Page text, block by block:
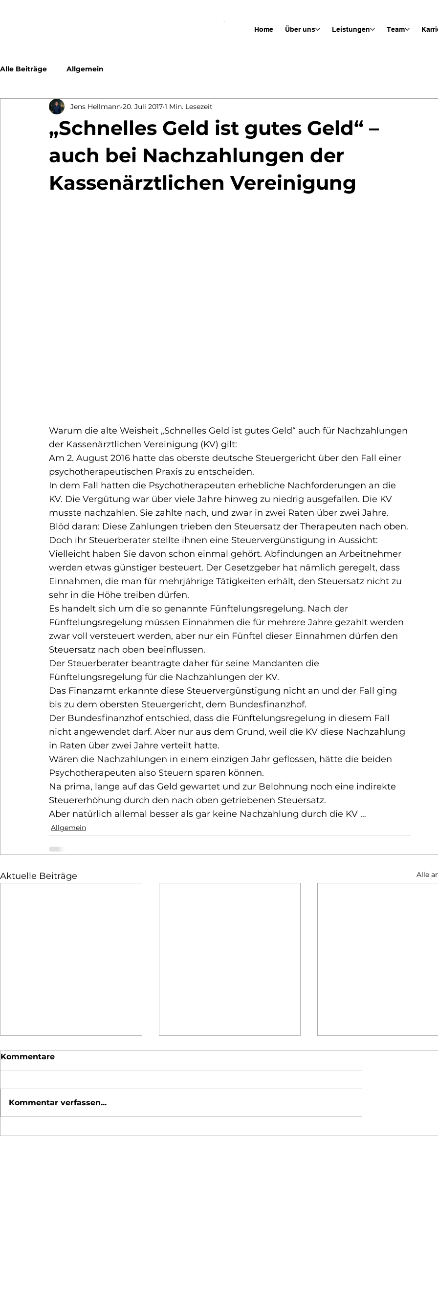
Home Über uns Leistungen Team
Alle Beiträge Allgemein
„Schnelles Geld ist gutes Geld“ –
auch bei Nachzahlungen der
Kassenärztlichen Vereinigung
Jens Hellmann 20. Juli 2017 1 Min. Lesezeit
Warum die alte Weisheit „Schnelles Geld ist gutes Geld“ auch für Nachzahlungen
der Kassenärztlichen Vereinigung (KV) gilt:
Am 2. August 2016 hatte das oberste deutsche Steuergericht über den Fall einer
psychotherapeutischen Praxis zu entscheiden.
In dem Fall hatten die Psychotherapeuten erhebliche Nachforderungen an die
KV. Die Vergütung war über viele Jahre hinweg zu niedrig ausgefallen. Die KV
musste nachzahlen. Sie zahlte nach, und zwar in zwei Raten über zwei Jahre.
Blöd daran: Diese Zahlungen trieben den Steuersatz der Therapeuten nach oben.
Doch ihr Steuerberater stellte ihnen eine Steuervergünstigung in Aussicht:
Vielleicht haben Sie davon schon einmal gehört. Abfindungen an Arbeitnehmer
werden etwas günstiger besteuert. Der Gesetzgeber hat nämlich geregelt, dass
Einnahmen, die man für mehrjährige Tätigkeiten erhält, den Steuersatz nicht zu
sehr in die Höhe treiben dürfen.
Es handelt sich um die so genannte Fünftelungsregelung. Nach der
Fünftelungsregelung müssen Einnahmen die für mehrere Jahre gezahlt werden
zwar voll versteuert werden, aber nur ein Fünftel dieser Einnahmen dürfen den
Steuersatz nach oben beeinflussen.
Der Steuerberater beantragte daher für seine Mandanten die
Fünftelungsregelung für die Nachzahlungen der KV.
Das Finanzamt erkannte diese Steuervergünstigung nicht an und der Fall ging
bis zu dem obersten Steuergericht, dem Bundesfinanzhof.
Der Bundesfinanzhof entschied, dass die Fünftelungsregelung in diesem Fall
nicht angewendet darf. Aber nur aus dem Grund, weil die KV diese Nachzahlung
in Raten über zwei Jahre verteilt hatte.
Wären die Nachzahlungen in einem einzigen Jahr geflossen, hätte die beiden
Psychotherapeuten also Steuern sparen können.
Na prima, lange auf das Geld gewartet und zur Belohnung noch eine indirekte
Steuererhöhung durch den nach oben getriebenen Steuersatz.
Aber natürlich allemal besser als gar keine Nachzahlung durch die KV …
Allgemein
Aktuelle Beiträge Alle
Kommentare
Kommentar verfassen...